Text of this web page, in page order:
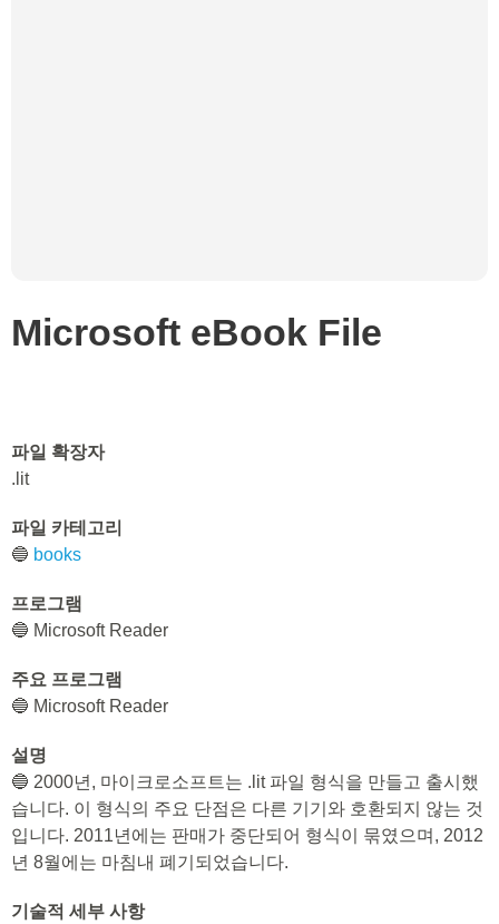
Microsoft eBook File
파일 확장자
.lit
파일 카테고리
🔵 books
프로그램
🔵 Microsoft Reader
주요 프로그램
🔵 Microsoft Reader
설명
🔵 2000년, 마이크로소프트는 .lit 파일 형식을 만들고 출시했
습니다. 이 형식의 주요 단점은 다른 기기와 호환되지 않는 것
입니다. 2011년에는 판매가 중단되어 형식이 묶였으며, 2012
년 8월에는 마침내 폐기되었습니다.
기술적 세부 사항